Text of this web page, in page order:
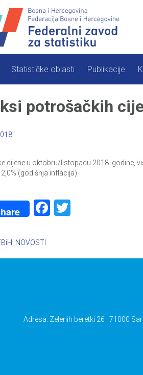
Statističke oblasti Publikacije
potrošačkih
cijene u oktobru/listopadu 2018. godine,
(godišnja inflacija).
Facebook
NOVOSTI
Adresa: Zelenih beretki 26 | 71000